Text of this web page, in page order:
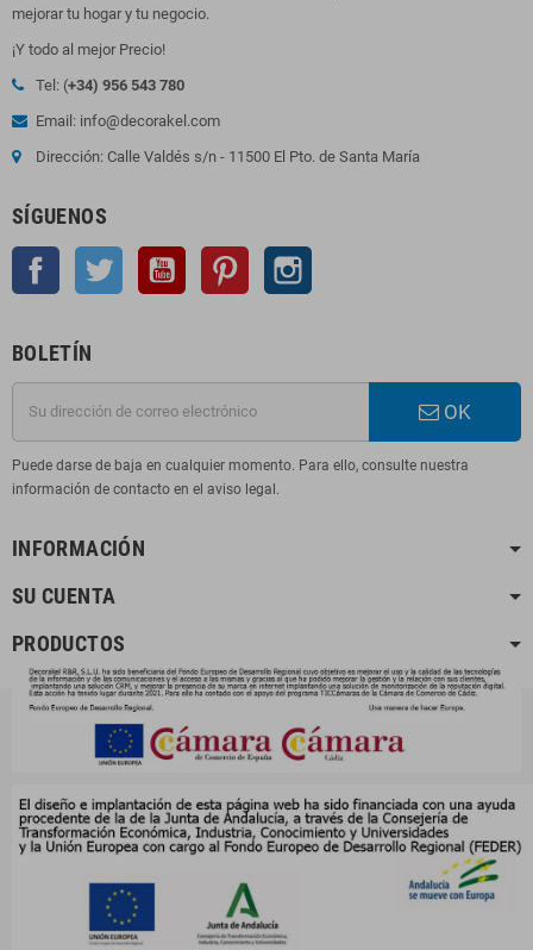
mejorar tu hogar y tu negocio.
¡Y todo al mejor Precio!
Tel: (+34) 956 543 780
Email: info@decorakel.com
Dirección: Calle Valdés s/n - 11500 El Pto. de Santa María
SÍGUENOS
Facebook Twitter YouTube Pinterest
BOLETÍN
OK
Puede darse de baja en cualquier momento. Para ello, consulte nuestra
información de contacto en el aviso legal.
INFORMACIÓN
SU CUENTA
PRODUCTOS